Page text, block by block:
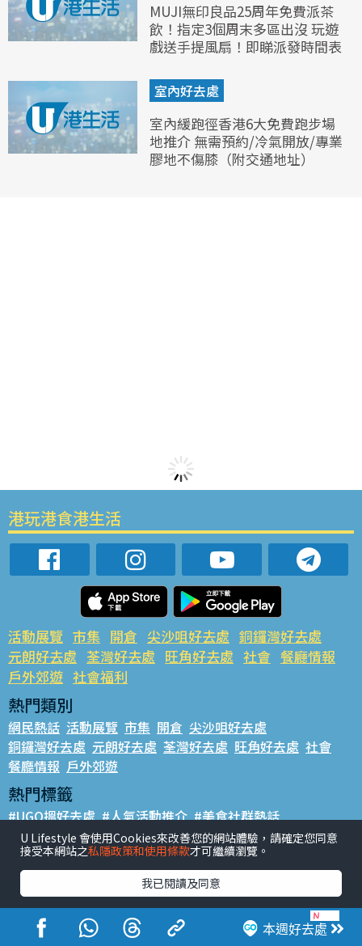
MUJI無印良品25周年免費派茶
飲！指定3個周末多區出沒 玩遊
戲送手提風扇！即睇派發時間表
室內好去處
室內緩跑徑香港6大免費跑步場
地推介 無需預約/冷氣開放/專業
膠地不傷膝（附交通地址）
本週好去處
港玩港食港生活
活動展覽 市集 開倉 尖沙咀好去處 銅鑼灣好去處
元朗好去處 荃灣好去處 旺角好去處 社會 餐廳情報
戶外郊遊 社會福利
熱門類別
網民熱話 活動展覽 市集 開倉 尖沙咀好去處
銅鑼灣好去處 元朗好去處 荃灣好去處 旺角好去處 社會
餐廳情報 戶外郊遊
熱門標籤
#UGO搵好去處 #人氣活動推介 #美食社群熱話
#親子玩樂好去處 #ULifestyle應用程式 #限時搶
#UJetso禮物放送 #ULifestyle商戶中心 #著數
香港經濟日報版權所有©2026
U Lifestyle 會使用Cookies來改善您的網站體驗，請確定您同意
接受本網站之私隱政策和使用條款才可繼續瀏覽。
我已閱讀及同意